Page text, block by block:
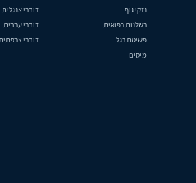
נזקי גוף
דוברי אנגלית
רשלנות רפואית
דוברי ערבית
פשיטת רגל
דוברי
מיסים